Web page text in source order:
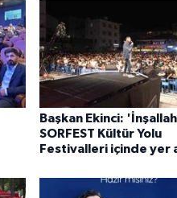
Başkan Ekinci: 'İnşallah
SORFEST Kültür Yolu
Festivalleri içinde yer